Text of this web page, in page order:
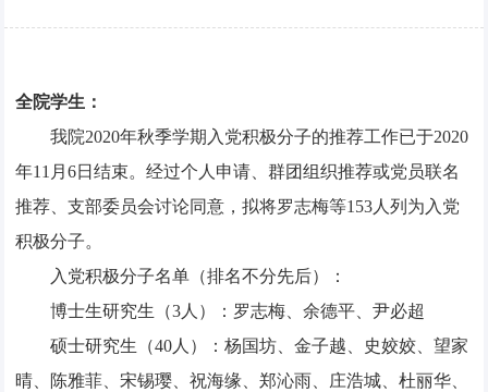
全院学生：
我院2020年秋季学期入党积极分子的推荐工作已于2020
年11月6日结束。经过个人申请、群团组织推荐或党员联名
推荐、支部委员会讨论同意，拟将罗志梅等153人列为入党
积极分子。
入党积极分子名单（排名不分先后）：
博士生研究生（3人）：罗志梅、余德平、尹必超
硕士研究生（40人）：杨国坊、金子越、史姣姣、望家
晴、陈雅菲、宋锡璎、祝海缘、郑沁雨、庄浩城、杜丽华、